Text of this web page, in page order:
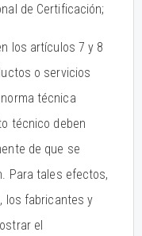
de Certificación;
los artículos 7 y 8
o servicios
técnica
técnico deben
de que se
Para tales efectos,
los fabricantes y
el